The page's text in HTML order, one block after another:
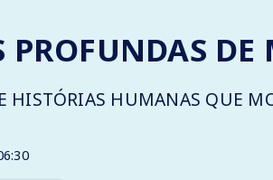
PROFUNDAS DE
HISTÓRIAS HUMANAS QUE